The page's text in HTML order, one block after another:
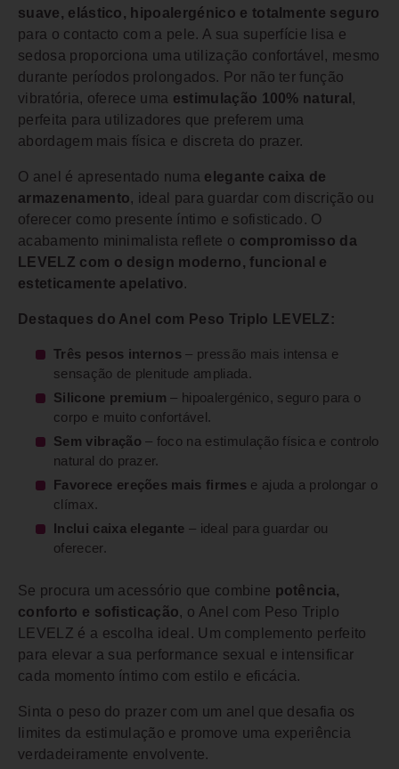
suave, elástico, hipoalergénico e totalmente seguro
para o contacto com a pele. A sua superfície lisa e
sedosa proporciona uma utilização confortável, mesmo
durante períodos prolongados. Por não ter função
vibratória, oferece uma estimulação 100% natural ,
perfeita para utilizadores que preferem uma
abordagem mais física e discreta do prazer.
O anel é apresentado numa elegante caixa de
armazenamento, ideal para guardar com discrição ou
oferecer como presente íntimo e sofisticado. O
acabamento minimalista reflete o compromisso da
LEVELZ com o design moderno, funcional e
esteticamente apelativo.
Destaques do Anel com Peso Triplo LEVELZ:
Três pesos internos – pressão mais intensa e
sensação de plenitude ampliada.
Silicone premium – hipoalergénico, seguro para o
corpo e muito confortável.
Sem vibração – foco na estimulação física e controlo
natural do prazer.
Favorece ereções mais firmese ajuda a prolongar o
clímax.
Inclui caixa elegante – ideal para guardar ou
oferecer.
Se procura um acessório que combine potência,
conforto e sofisticação, o Anel com Peso Triplo
LEVELZ é a escolha ideal. Um complemento perfeito
para elevar a sua performance sexual e intensificar
cada momento íntimo com estilo e eficácia.
Sinta o peso do prazer com um anel que desafia os
limites da estimulação e promove uma experiência
verdadeiramente envolvente.